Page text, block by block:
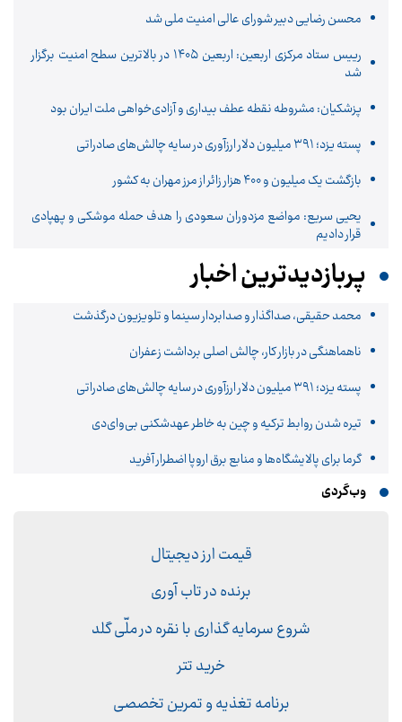
محسن رضایی دبیر شورای عالی امنیت ملی شد
رییس ستاد مرکزی اربعین: اربعین ۱۴۰۵ در بالاترین سطح امنیت برگزار
شد
پزشکیان: مشروطه نقطه عطف بیداری و آزادی‌خواهی ملت ایران بود
پسته یزد؛ ۳۹۱ میلیون دلار ارزآوری در سایه چالش‌های صادراتی
بازگشت یک میلیون و ۴۰۰ هزار زائر از مرز مهران به کشور
یحیی سریع: مواضع مزدوران سعودی را هدف حمله موشکی و پهپادی
قرار دادیم
پربازدیدترین اخبار
محمد حقیقی، صداگذار و صدابردار سینما و تلویزیون درگذشت
ناهماهنگی در بازار کار، چالش اصلی برداشت زعفران
پسته یزد؛ ۳۹۱ میلیون دلار ارزآوری در سایه چالش‌های صادراتی
تیره شدن روابط ترکیه و چین به خاطر عهدشکنی بی‌وای‌دی
گرما برای پالایشگاه‌ها و منابع برق اروپا اضطرار آفرید
وب‌گردی
قیمت ارز دیجیتال
برنده در تاب آوری
شروع سرمایه گذاری با نقره در ملّی گلد
خرید تتر
برنامه تغذیه و تمرین تخصصی